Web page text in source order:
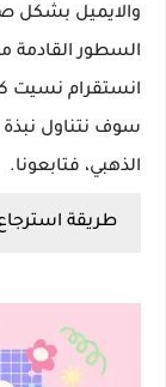
والايميل بشكل
السطور القادمة
انستقرام نسيت
سوف نتناول
الذهبي، فتابعونا.
طريقة